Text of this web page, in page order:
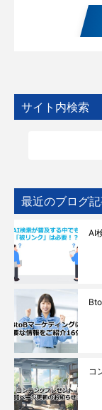
サイト内検索
最近のブログ
AI
コ